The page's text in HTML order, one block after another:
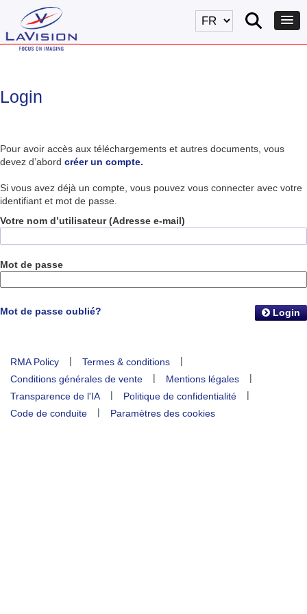
Login
Pour avoir accès aux téléchargements et autres documents, vous
devez d’abord créer un compte.
Si vous avez déjà un compte, vous pouvez vous connecter avec votre
identifiant et mot de passe.
Votre nom d’utilisateur (Adresse e-mail)
Mot de passe
Mot de passe oublié? Login
RMA Policy | Termes & conditions
|
Conditions générales de vente
| Mentions légales
|
Transparence de l'IA
| Politique de confidentialité
|
Code de conduite
| Paramètres des cookies